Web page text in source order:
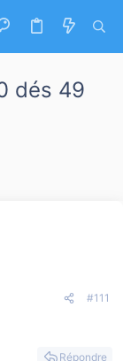
dés 49
#111
Répondre